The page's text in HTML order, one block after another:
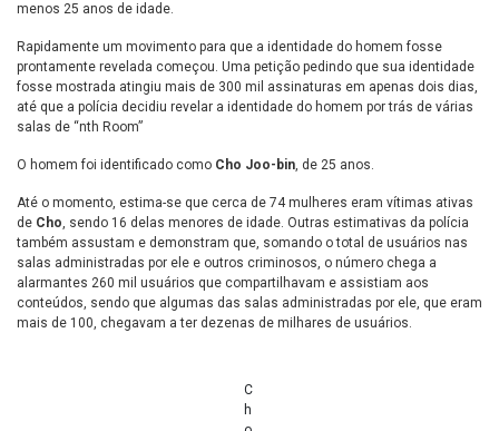
menos 25 anos de idade.
Rapidamente um movimento para que a identidade do homem fosse
prontamente revelada começou. Uma petição pedindo que sua identidade
fosse mostrada atingiu mais de 300 mil assinaturas em apenas dois dias,
até que a polícia decidiu revelar a identidade do homem por trás de várias
salas de “nth Room”
O homem foi identificado como Cho Joo-bin, de 25 anos.
Até o momento, estima-se que cerca de 74 mulheres eram vítimas ativas
de Cho, sendo 16 delas menores de idade. Outras estimativas da polícia
também assustam e demonstram que, somando o total de usuários nas
salas administradas por ele e outros criminosos, o número chega a
alarmantes 260 mil usuários que compartilhavam e assistiam aos
conteúdos, sendo que algumas das salas administradas por ele, que eram
mais de 100, chegavam a ter dezenas de milhares de usuários.
C
h